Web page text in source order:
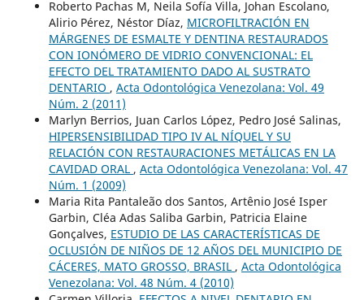
Roberto Pachas M, Neila Sofía Villa, Johan Escolano,
Alirio Pérez, Néstor Díaz, MICROFILTRACIÓN EN
MÁRGENES DE ESMALTE Y DENTINA RESTAURADOS
CON IONÓMERO DE VIDRIO CONVENCIONAL: EL
EFECTO DEL TRATAMIENTO DADO AL SUSTRATO
DENTARIO , Acta Odontológica Venezolana: Vol. 49
Núm. 2 (2011)
Marlyn Berrios, Juan Carlos López, Pedro José Salinas,
HIPERSENSIBILIDAD TIPO IV AL NÍQUEL Y SU
RELACIÓN CON RESTAURACIONES METÁLICAS EN LA
CAVIDAD ORAL , Acta Odontológica Venezolana: Vol. 47
Núm. 1 (2009)
Maria Rita Pantaleão dos Santos, Artênio José Isper
Garbin, Cléa Adas Saliba Garbin, Patricia Elaine
Gonçalves, ESTUDIO DE LAS CARACTERÍSTICAS DE
OCLUSIÓN DE NIÑOS DE 12 AÑOS DEL MUNICIPIO DE
CÁCERES, MATO GROSSO, BRASIL , Acta Odontológica
Venezolana: Vol. 48 Núm. 4 (2010)